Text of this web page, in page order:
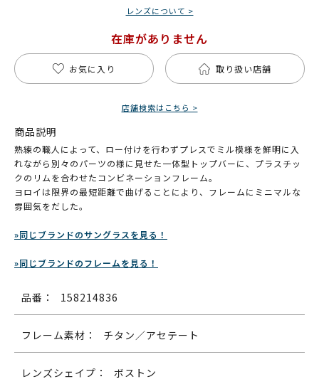
レンズについて >
在庫がありません
お気に入り 取り扱い店舗
店舗検索はこちら >
商品説明
熟練の職人によって、ロー付けを行わずプレスでミル模様を鮮明に入
れながら別々のパーツの様に見せた一体型トップバーに、プラスチッ
クのリムを合わせたコンビネーションフレーム。
ヨロイは限界の最短距離で曲げることにより、フレームにミニマルな
雰囲気をだした。
»同じブランドのサングラスを見る！
»同じブランドのフレームを見る！
品番： 158214836
フレーム素材： チタン／アセテート
レンズシェイプ： ボストン